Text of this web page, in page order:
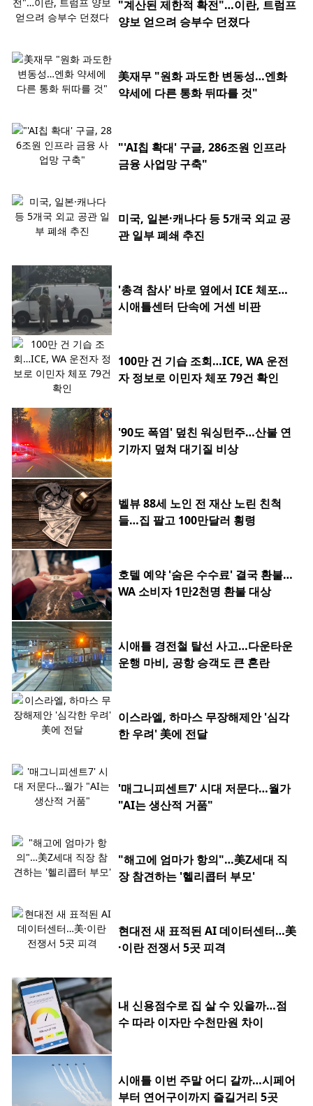
"계산된 제한적 확전"…이란, 트럼프
양보 얻으려 승부수 던졌다
美재무 "원화 과도한 변동성…엔화
약세에 다른 통화 뒤따를 것"
"'AI칩 확대' 구글, 286조원 인프라
금융 사업망 구축"
미국, 일본·캐나다 등 5개국 외교 공
관 일부 폐쇄 추진
'총격 참사' 바로 옆에서 ICE 체포…
시애틀센터 단속에 거센 비판
100만 건 기습 조회…ICE, WA 운전
자 정보로 이민자 체포 79건 확인
'90도 폭염' 덮친 워싱턴주…산불 연
기까지 덮쳐 대기질 비상
벨뷰 88세 노인 전 재산 노린 친척
들…집 팔고 100만달러 횡령
호텔 예약 '숨은 수수료' 결국 환불…
WA 소비자 1만2천명 환불 대상
시애틀 경전철 탈선 사고…다운타운
운행 마비, 공항 승객도 큰 혼란
이스라엘, 하마스 무장해제안 '심각
한 우려' 美에 전달
'매그니피센트7' 시대 저문다…월가
"AI는 생산적 거품"
"해고에 엄마가 항의"…美Z세대 직
장 참견하는 '헬리콥터 부모'
현대전 새 표적된 AI 데이터센터…美
·이란 전쟁서 5곳 피격
내 신용점수로 집 살 수 있을까…점
수 따라 이자만 수천만원 차이
시애틀 이번 주말 어디 갈까…시페어
부터 연어구이까지 즐길거리 5곳